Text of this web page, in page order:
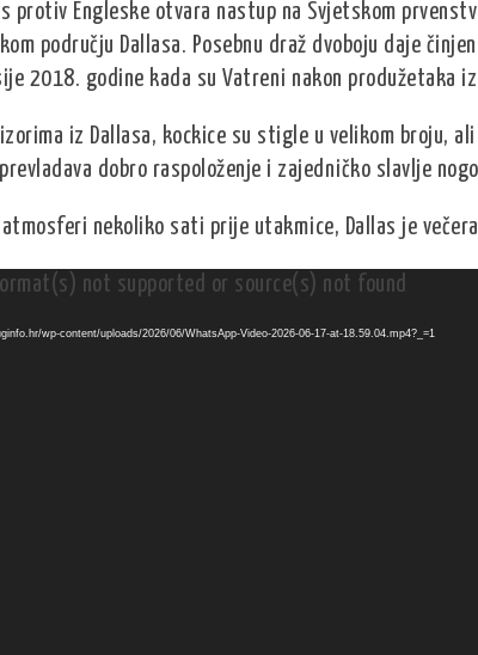
protiv Engleske otvara nastup na Svjetskom
području Dallasa. Posebnu draž dvoboju daje
2018. godine kada su Vatreni nakon produžetaka
iz Dallasa, kockice su stigle u velikom broju,
dobro raspoloženje i zajedničko slavlje
nekoliko sati prije utakmice, Dallas je
not supported or source(s) not found
wp-content/uploads/2026/06/WhatsApp-Video-2026-06-17-at-18.59.04.mp4?_=1